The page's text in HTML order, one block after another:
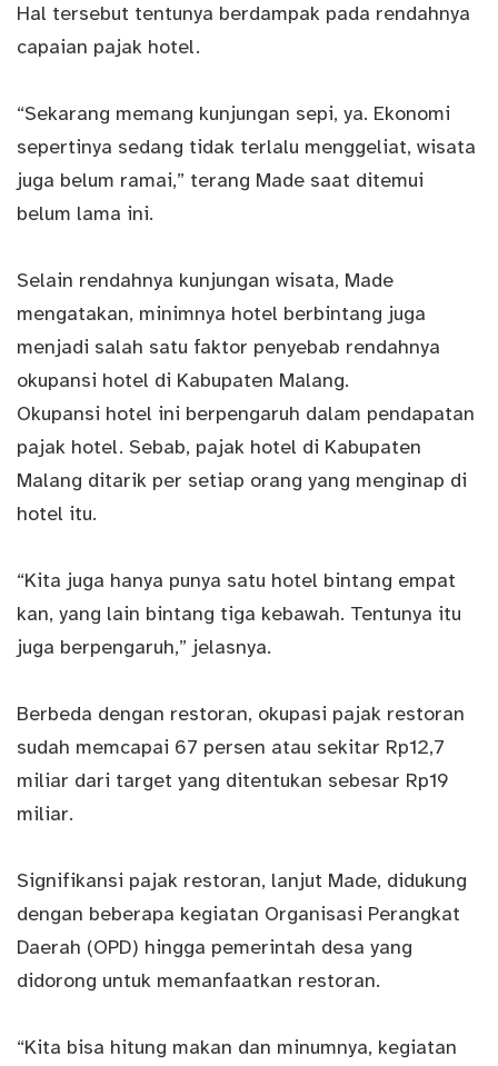
Hal tersebut tentunya berdampak pada rendahnya
capaian pajak hotel.
“Sekarang memang kunjungan sepi, ya. Ekonomi
sepertinya sedang tidak terlalu menggeliat, wisata
juga belum ramai,” terang Made saat ditemui
belum lama ini.
Selain rendahnya kunjungan wisata, Made
mengatakan, minimnya hotel berbintang juga
menjadi salah satu faktor penyebab rendahnya
okupansi hotel di Kabupaten Malang.
Okupansi hotel ini berpengaruh dalam pendapatan
pajak hotel. Sebab, pajak hotel di Kabupaten
Malang ditarik per setiap orang yang menginap di
hotel itu.
“Kita juga hanya punya satu hotel bintang empat
kan, yang lain bintang tiga kebawah. Tentunya itu
juga berpengaruh,” jelasnya.
Berbeda dengan restoran, okupasi pajak restoran
sudah memcapai 67 persen atau sekitar Rp12,7
miliar dari target yang ditentukan sebesar Rp19
miliar.
Signifikansi pajak restoran, lanjut Made, didukung
dengan beberapa kegiatan Organisasi Perangkat
Daerah (OPD) hingga pemerintah desa yang
didorong untuk memanfaatkan restoran.
“Kita bisa hitung makan dan minumnya, kegiatan